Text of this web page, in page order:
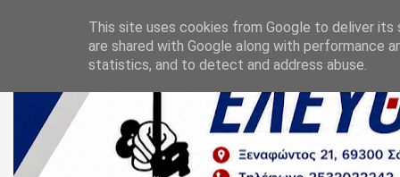
This site uses cookies from Google to deliver its
are shared with Google along with performance
statistics, and to detect and address abuse.